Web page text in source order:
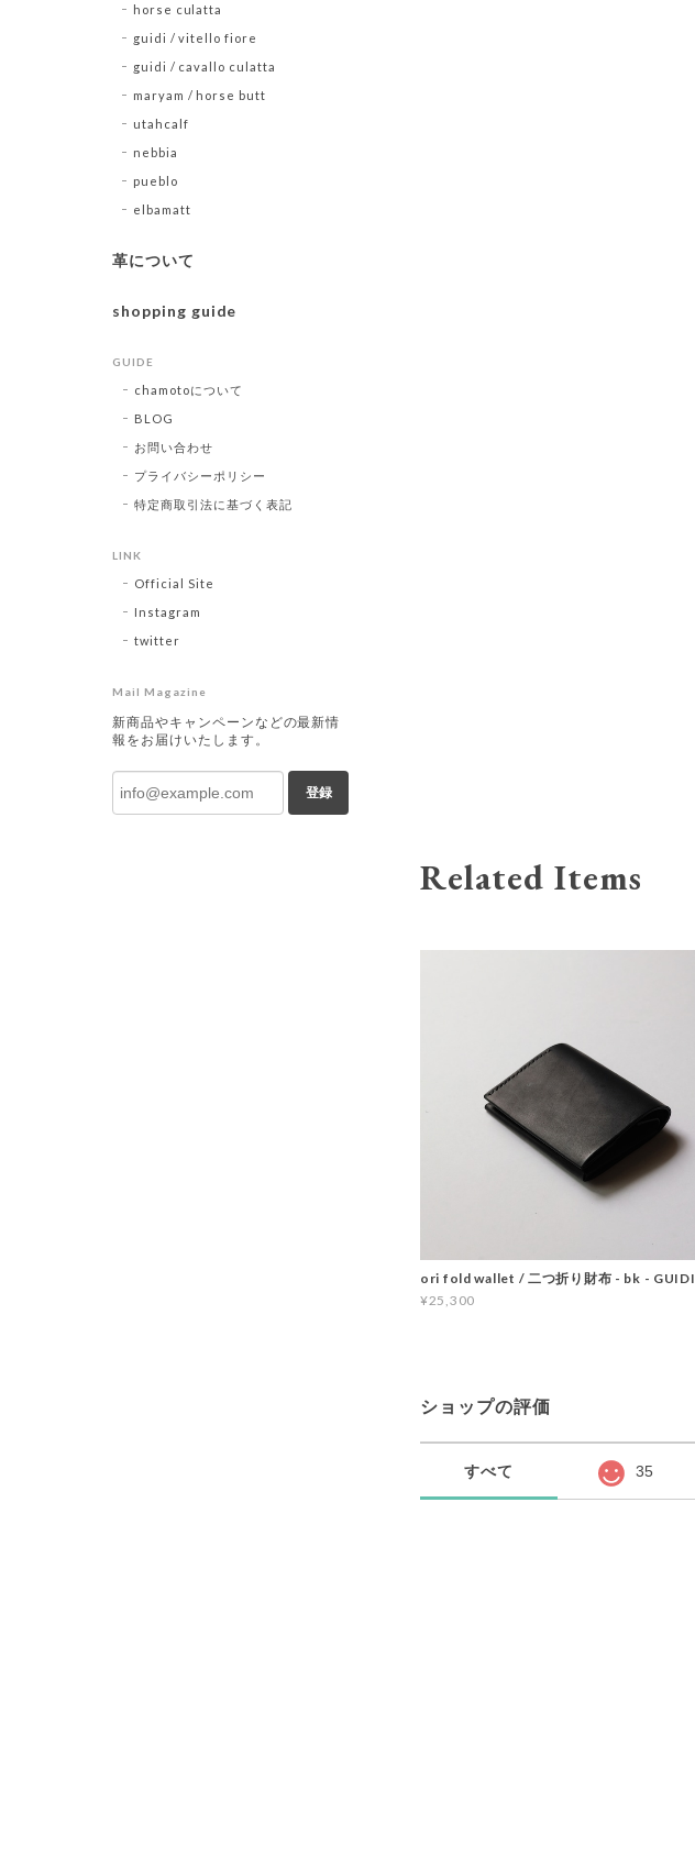
Related Items
ori fold wallet / 二つ折り財布 - bk - GUIDI
¥25,300
ショップの評価
すべて 35
horse culatta
guidi / vitello fiore
guidi / cavallo culatta
maryam / horse butt
utahcalf
nebbia
pueblo
elbamatt
革について
shopping guide
GUIDE
chamotoについて
BLOG
お問い合わせ
プライバシーポリシー
特定商取引法に基づく表記
LINK
Official Site
Instagram
twitter
Mail Magazine
新商品やキャンペーンなどの最新情
報をお届けいたします。
登録